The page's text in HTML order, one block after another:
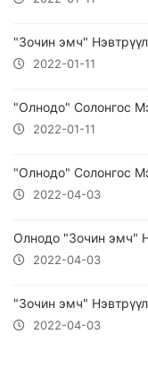
2022-01-11
"Олнодо" Солонгос
2022-01-11
"Олнодо" Солонгос
2022-04-03
2022-04-03
2022-04-03